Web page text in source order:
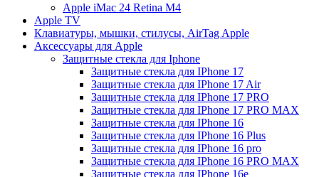
Apple iMac 24 Retina M4
Apple TV
Клавиатуры, мышки, стилусы, AirTag Apple
Аксессуары для Apple
Защитные стекла для Iphone
Защитные стекла для IPhone 17
Защитные стекла для IPhone 17 Air
Защитные стекла для IPhone 17 PRO
Защитные стекла для IPhone 17 PRO MAX
Защитные стекла для IPhone 16
Защитные стекла для IPhone 16 Plus
Защитные стекла для IPhone 16 pro
Защитные стекла для IPhone 16 PRO MAX
Защитные стекла для IPhone 16e